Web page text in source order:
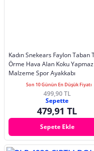
Kadın Snekears Faylon Taban Triko
Örme Hava Alan Koku Yapmaz
Malzeme Spor Ayakkabı
Son 10 Günün En Düşük Fiyatı
499,90 TL
Sepette
479,91 TL
Sepete Ekle